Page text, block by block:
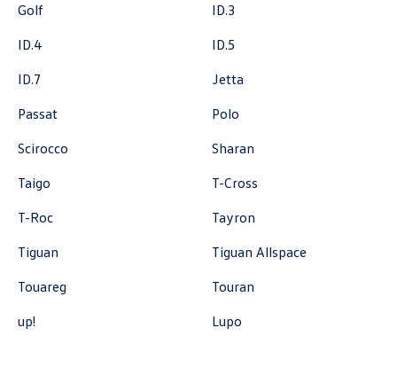
Auto-Blak
ul. Farbiarska 25a, Warszawa
Golf
ID.3
ID.4
ID.5
ID.7
Jetta
Passat
Polo
Scirocco
Sharan
Taigo
T-Cross
T-Roc
Tayron
Tiguan
Tiguan Allspace
Touareg
Touran
up!
Lupo